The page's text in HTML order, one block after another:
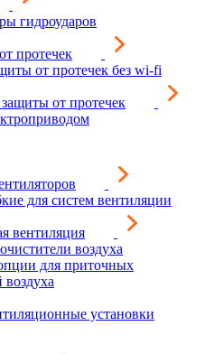
гидроударов
протечек
от протечек без wi-fi
от протечек
для систем вентиляции
вентиляция
воздуха
для приточных
воздуха
установки